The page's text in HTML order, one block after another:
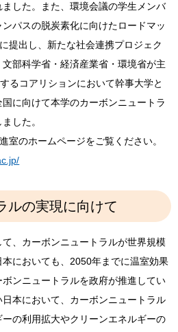
した。また、環境会議の学生メンバ
パスの脱炭素化に向けたロードマッ
提出し、新たな社会連携プロジェク
部科学省・経済産業省・環境省が主
るコアリションにおいて幹事大学と
に向けて本学のカーボンニュートラ
した。
室のホームページをご覧ください。
ルの実現に向けて
、カーボンニュートラルが世界規模
においても、2050年までに温室効果
ンニュートラルを政府が推進してい
本において、カーボンニュートラル
の利用拡大やクリーンエネルギーの